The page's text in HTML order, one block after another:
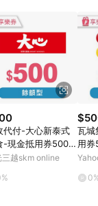
利折抵/折
饋資格： 如
費使用者，
代付-大心新泰式
-現金抵用券500元
券
三越skm online
瓦城
用